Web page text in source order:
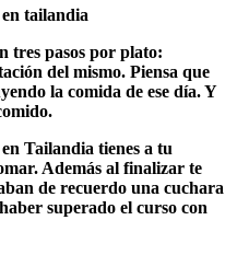
tres pasos por plato:
del mismo. Piensa que
la comida de ese día.Y
Tailandia tienes a tu
Además al finalizar te
de recuerdo una cuchara
superado el curso con